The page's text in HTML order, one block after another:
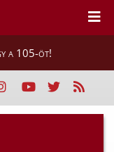
a 105-öt!